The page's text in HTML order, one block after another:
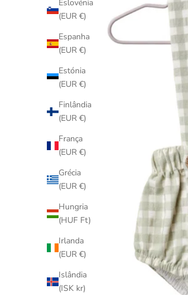
Eslovénia
(EUR €)
Espanha
(EUR €)
Estónia
(EUR €)
Finlândia
(EUR €)
França
(EUR €)
Grécia
(EUR €)
Hungria
(HUF Ft)
Irlanda
(EUR €)
Islândia
(ISK kr)